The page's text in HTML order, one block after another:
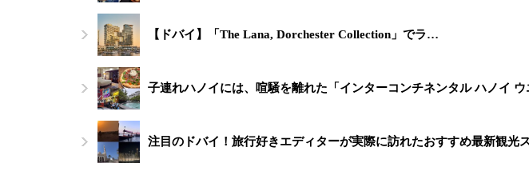
【ドバイ】「The Lana, Dorchester Collection」でラ…
子連れハノイには、喧騒を離れた「インターコンチネンタル ハノイ
注目のドバイ！旅行好きエディターが実際に訪れたおすすめ最新観光